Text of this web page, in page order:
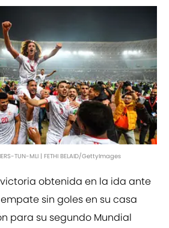
TUN-MLI | FETHI BELAID/GettyImages
victoria obtenida en la ida ante
sin goles en su casa
para su segundo Mundial